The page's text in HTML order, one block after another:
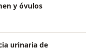
y óvulos
urinaria de